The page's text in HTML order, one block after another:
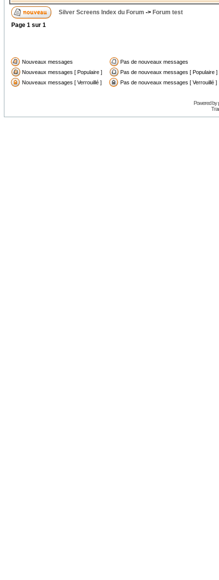
Silver Screens Index du Forum -> Forum test
Page 1 sur 1
Nouveaux messages
Pas de nouveaux messages
Nouveaux messages [ Populaire ]
Pas de nouveaux messages [ Populaire ]
Nouveaux messages [ Verrouillé ]
Pas de nouveaux messages [ Verrouillé ]
Powered by